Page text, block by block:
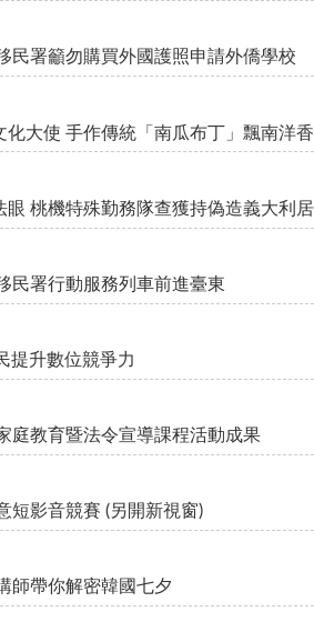
民署籲勿購買外國護照申請外僑學校
化大使 手作傳統「南瓜布丁」飄南洋香
民署行動服務列車前進臺東
提升數位競爭力
庭教育暨法令宣導課程活動成果
短影音競賽 (另開新視窗)
師帶你解密韓國七夕